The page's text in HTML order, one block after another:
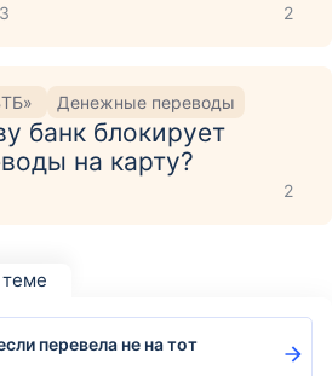
2
Денежные переводы
банк блокирует
на карту?
2
перевела не на тот